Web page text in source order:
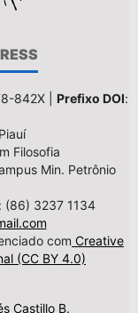
842X | Prefixo DOI:
Filosofia
Min. Petrônio
(86) 3237 1134
com Creative
(CC BY 4.0)
Castillo B.